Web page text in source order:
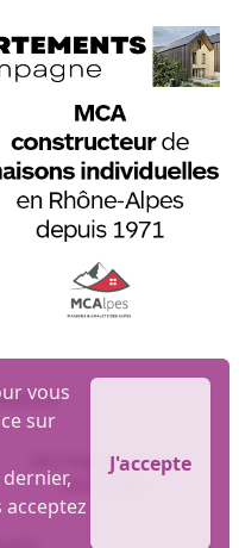
vous
sur
J'accepte
MLI logiciel et site
immobilier